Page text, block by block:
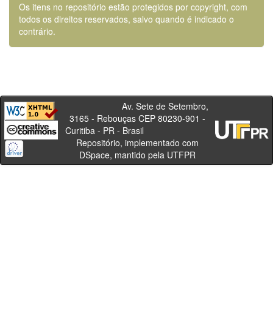
Os itens no repositório estão protegidos por copyright, com
todos os direitos reservados, salvo quando é indicado o
contrário.
Av. Sete de Setembro,
3165 - Rebouças CEP 80230-901 -
Curitiba - PR - Brasil
Repositório, implementado com
DSpace, mantido pela UTFPR